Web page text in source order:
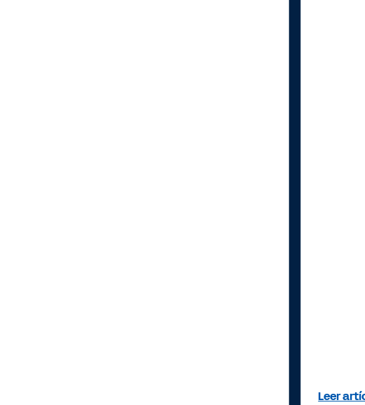
Leer